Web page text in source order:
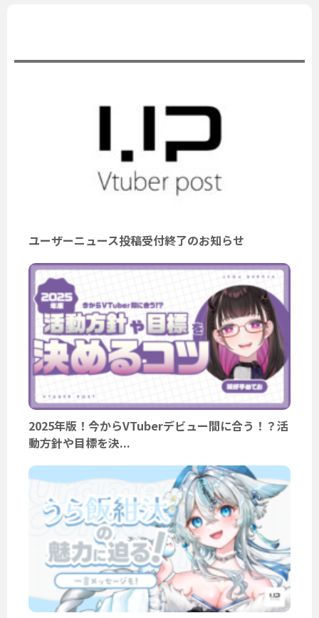
ユーザーニュース投稿受付終了のお知らせ
2025年版！今からVTuberデビュー間に合う！？活
動方針や目標を決...